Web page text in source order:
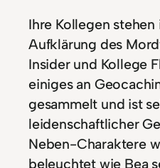
Ihre Kollegen
Aufklärung des
Insider und Kollege
einiges an
gesammelt und ist
leidenschaftlicher
Neben-Charaktere
beleuchtet wie Bea